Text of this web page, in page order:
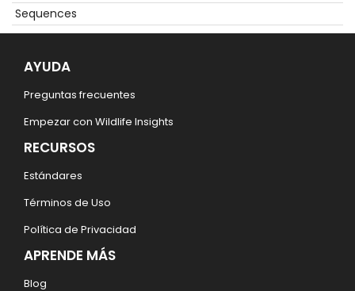
Sequences
AYUDA
Preguntas frecuentes
Empezar con Wildlife Insights
RECURSOS
Estándares
Términos de Uso
Política de Privacidad
APRENDE MÁS
Blog